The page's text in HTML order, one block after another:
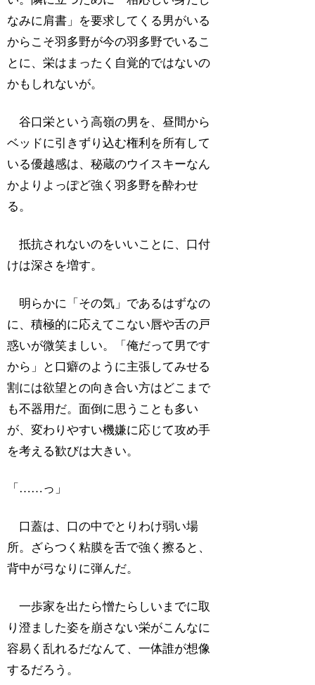
なみに肩書」を要求してくる男がいる
からこそ羽多野が今の羽多野でいるこ
とに、栄はまったく自覚的ではないの
かもしれないが。
谷口栄という高嶺の男を、昼間から
ベッドに引きずり込む権利を所有して
いる優越感は、秘蔵のウイスキーなん
かよりよっぽど強く羽多野を酔わせ
る。
抵抗されないのをいいことに、口付
けは深さを増す。
明らかに「その気」であるはずなの
に、積極的に応えてこない唇や舌の戸
惑いが微笑ましい。「俺だって男です
から」と口癖のように主張してみせる
割には欲望との向き合い方はどこまで
も不器用だ。面倒に思うことも多い
が、変わりやすい機嫌に応じて攻め手
を考える歓びは大きい。
「……っ」
口蓋は、口の中でとりわけ弱い場
所。ざらつく粘膜を舌で強く擦ると、
背中が弓なりに弾んだ。
一歩家を出たら憎たらしいまでに取
り澄ました姿を崩さない栄がこんなに
容易く乱れるだなんて、一体誰が想像
するだろう。